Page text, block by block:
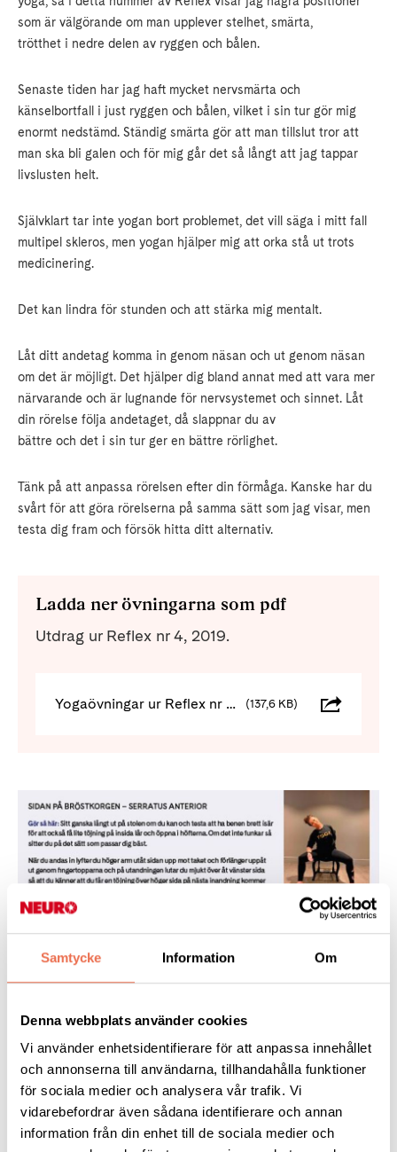
Samtycke Information Om
Denna webbplats använder cookies
Vi använder enhetsidentifierare för att anpassa innehållet
och annonserna till användarna, tillhandahålla funktioner
för sociala medier och analysera vår trafik. Vi
vidarebefordrar även sådana identifierare och annan
information från din enhet till de sociala medier och
som är välgörande om man upplever stelhet, smärta,
trötthet i nedre delen av ryggen och bålen.
Senaste tiden har jag haft mycket nervsmärta och
känselbortfall i just ryggen och bålen, vilket i sin tur gör mig
enormt nedstämd. Ständig smärta gör att man tillslut tror att
man ska bli galen och för mig går det så långt att jag tappar
livslusten helt.
Självklart tar inte yogan bort problemet, det vill säga i mitt fall
multipel skleros, men yogan hjälper mig att orka stå ut trots
medicinering.
Det kan lindra för stunden och att stärka mig mentalt.
Låt ditt andetag komma in genom näsan och ut genom näsan
om det är möjligt. Det hjälper dig bland annat med att vara mer
närvarande och är lugnande för nervsystemet och sinnet. Låt
din rörelse följa andetaget, då slappnar du av
bättre och det i sin tur ger en bättre rörlighet.
Tänk på att anpassa rörelsen efter din förmåga. Kanske har du
svårt för att göra rörelserna på samma sätt som jag visar, men
testa dig fram och försök hitta ditt alternativ.
Ladda ner övningarna som pdf
Utdrag ur Reflex nr 4, 2019.
Yogaövningar ur Reflex nr 4 - 2019 (137,6 KB)
<p><strong>Gör så här</strong>: Sitt ganska långt ut
på stolen om du kan och testa att ha benen brett isär
för att också få lite töjning på insida lår och öppna i
höfterna. Om det inte funkar så sitter du på det sätt
som passar dig bäst.</p> <p>När du andas in lyfter du
höger arm utåt sidan upp mot taket och förlänger